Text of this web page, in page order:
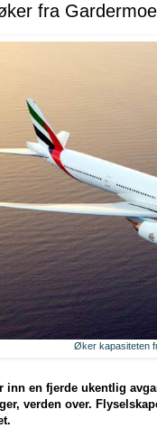
fra
Øker kapasiteten
inn en fjerde ukentlig
verden over.